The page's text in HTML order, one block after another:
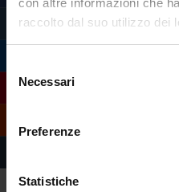
raccolto dal suo utilizzo dei
delNecessari
Preferenze
Statistiche